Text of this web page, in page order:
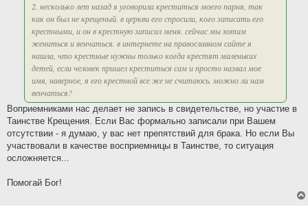
2. несколько лет назад я уговорила креститься моего парня, так
как он был не крещеный. в церкви его спросили, кого записать его
крестными, и он в крестную записал меня. сейчас мы хотим
жениться и венчаться. в интернете на православном сайте я
нашла, что крестные нужны только когда крестят маленьких
детей, если человек пришел креститься сам и просто назвал мое
имя, наверное, я его крестной все же не считаюсь. можно ли нам
венчаться?
Воприемниками нас делает не запись в свидетельстве, но участие в
Таинстве Крещения. Если Вас формально записали при Вашем
отсутствии - я думаю, у вас нет препятствий для брака. Но если Вы
участвовали в качестве восприемницы в Таинстве, то ситуация
осложняется...
Помогай Бог!